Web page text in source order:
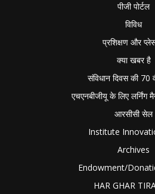
पीजी पोर्टल
विविध
प्रशिक्षण और
क्या खबर है
संविधान दिवस की 70
एचएनबीजीयू के लिए लर्निंग
आरसीसी सेल
Institute
Archives
Endowment/
HAR GHAR